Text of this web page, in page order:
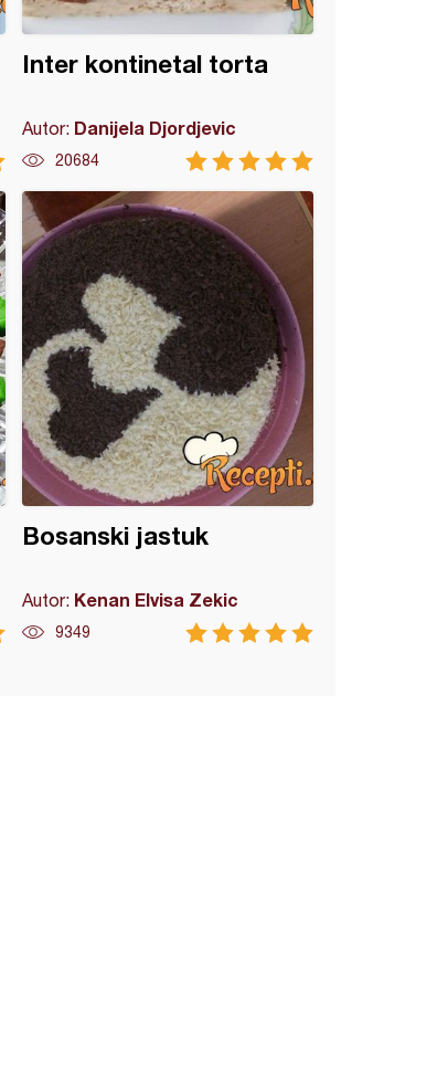
Inter kontinetal torta
Autor: Danijela Djordjevic
20684
Bosanski jastuk
Autor: Kenan Elvisa Zekic
9349